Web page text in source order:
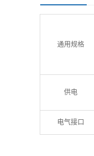
通用规格
供电
电气接口